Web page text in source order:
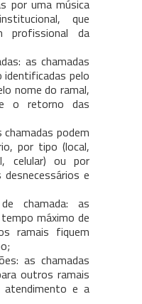
por uma música
que
profissional da
as chamadas
identificadas pelo
nome do ramal,
o retorno das
podem
por tipo (local,
celular) ou por
e
chamada: as
máximo de
ramais fiquem
as chamadas
outros ramais
e a